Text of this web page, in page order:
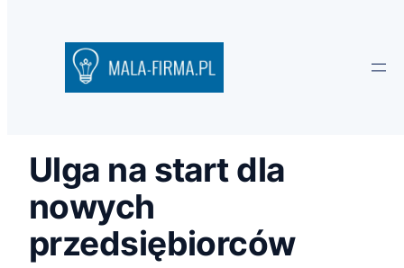
Ulga na start dla
nowych
przedsiębiorców